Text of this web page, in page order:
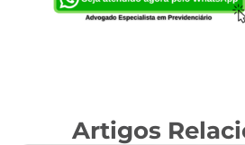
Artigos